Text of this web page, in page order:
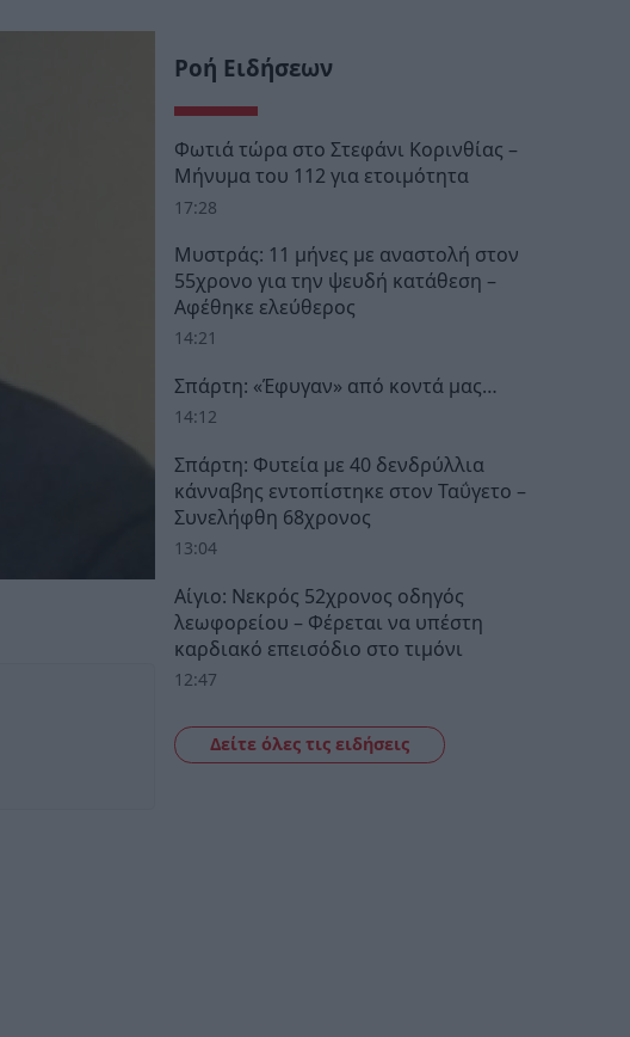
Ροή Ειδήσεων
Φωτιά τώρα στο Στεφάνι Κορινθίας –
Μήνυμα του 112 για ετοιμότητα
17:28
Μυστράς: 11 μήνες με αναστολή στον
55χρονο για την ψευδή κατάθεση –
Αφέθηκε ελεύθερος
14:21
Σπάρτη: «Έφυγαν» από κοντά μας…
14:12
Σπάρτη: Φυτεία με 40 δενδρύλλια
κάνναβης εντοπίστηκε στον Ταΰγετο –
Συνελήφθη 68χρονος
13:04
Αίγιο: Νεκρός 52χρονος οδηγός
λεωφορείου – Φέρεται να υπέστη
καρδιακό επεισόδιο στο τιμόνι
12:47
Δείτε όλες τις ειδήσεις